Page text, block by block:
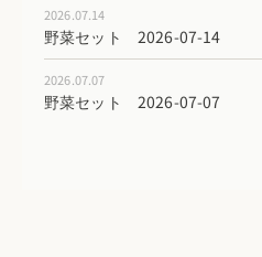
2026.07.14
野菜セット 2026-07-14
2026.07.07
野菜セット 2026-07-07